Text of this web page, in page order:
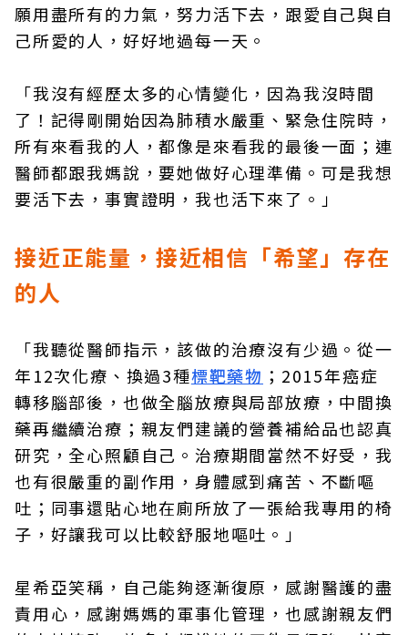
願用盡所有的力氣，努力活下去，跟愛自己與自
己所愛的人，好好地過每一天。
「我沒有經歷太多的心情變化，因為我沒時間
了！記得剛開始因為肺積水嚴重、緊急住院時，
所有來看我的人，都像是來看我的最後一面；連
醫師都跟我媽說，要她做好心理準備。可是我想
要活下去，事實證明，我也活下來了。」
接近正能量，接近相信「希望」存在
的人
「我聽從醫師指示，該做的治療沒有少過。從一
年12次化療、換過3種標靶藥物 ；2015年癌症
轉移腦部後，也做全腦放療與局部放療，中間換
藥再繼續治療；親友們建議的營養補給品也認真
研究，全心照顧自己。治療期間當然不好受，我
也有很嚴重的副作用，身體感到痛苦、不斷嘔
吐；同事還貼心地在廁所放了一張給我專用的椅
子，好讓我可以比較舒服地嘔吐。」
星希亞笑稱，自己能夠逐漸復原，感謝醫護的盡
責用心，感謝媽媽的軍事化管理，也感謝親友們